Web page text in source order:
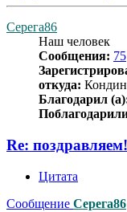
Серега86
Наш человек
Сообщения: 75
откуда:
Благодарил
Re: поздравляем!
Цитата
Сообщение Серега86